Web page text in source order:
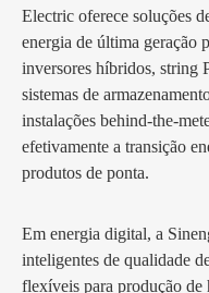
Electric oferece soluções
energia de última
inversores híbridos, string
sistemas de
instalações behind-the-
efetivamente a transição
produtos de ponta.
Em energia digital, a
inteligentes de qualidade
flexíveis para produção